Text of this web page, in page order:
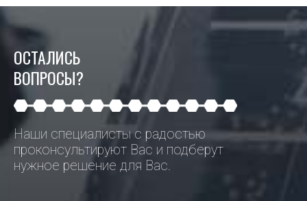
ОСТАЛИСЬ
ВОПРОСЫ?
Наши специалисты с радостью
проконсультируют Вас и подберут
нужное решение для Вас.